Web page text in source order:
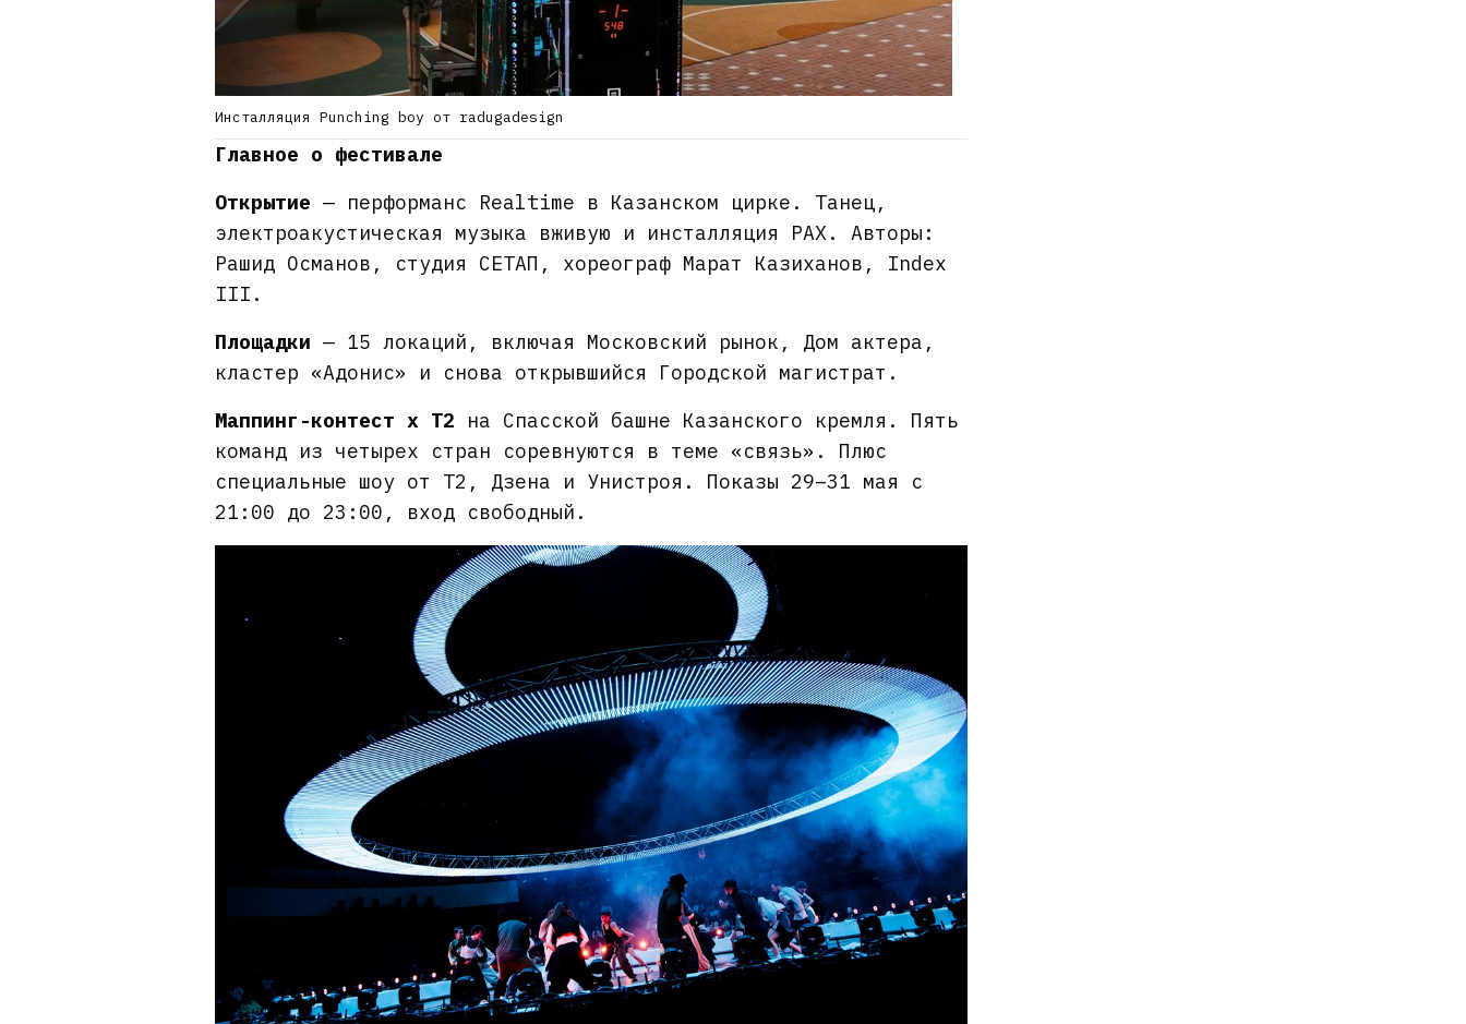
Инсталляция Punching boy от radugadesign
Главное о фестивале
Открытие — перформанс Realtime в Казанском цирке. Танец,
электроакустическая музыка вживую и инсталляция PAX. Авторы:
Рашид Османов, студия СЕТАП, хореограф Марат Казиханов, Index
III.
Площадки — 15 локаций, включая Московский рынок, Дом актера,
кластер «Адонис» и снова открывшийся Городской магистрат.
Маппинг-контест х Т2 на Спасской башне Казанского кремля. Пять
команд из четырех стран соревнуются в теме «связь». Плюс
специальные шоу от Т2, Дзена и Унистроя. Показы 29–31 мая с
21:00 до 23:00, вход свободный.